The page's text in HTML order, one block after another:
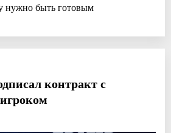
нужно быть готовым
контракт с